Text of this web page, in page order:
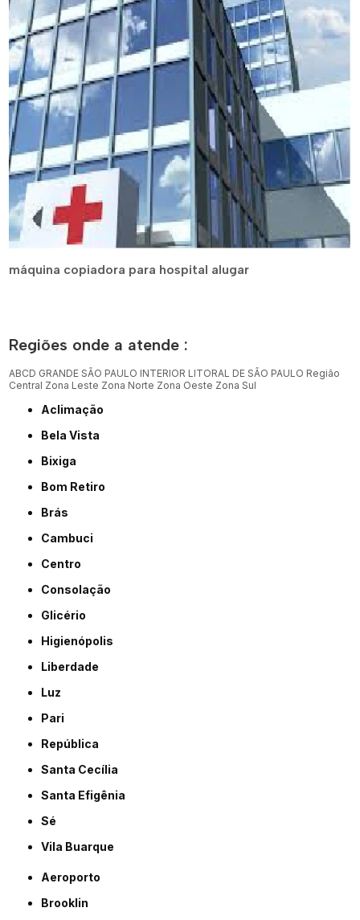
máquina copiadora para hospital alugar
Regiões onde a atende :
ABCD GRANDE SÃO PAULO INTERIOR LITORAL DE SÃO PAULO Região
Central Zona Leste Zona Norte Zona Oeste Zona Sul
Aclimação
Bela Vista
Bixiga
Bom Retiro
Brás
Cambuci
Centro
Consolação
Glicério
Higienópolis
Liberdade
Luz
Pari
República
Santa Cecília
Santa Efigênia
Sé
Vila Buarque
Aeroporto
Brooklin